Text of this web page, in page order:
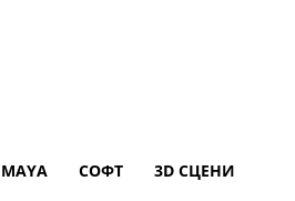
MAYA СОФТ 3D СЦЕНИ